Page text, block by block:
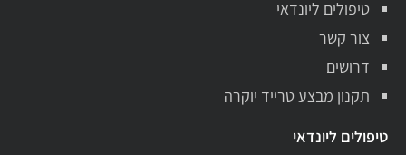
טיפולים ליונדאי
צור קשר
דרושים
תקנון מבצע טרייד יוקרה
טיפולים ליונדאי